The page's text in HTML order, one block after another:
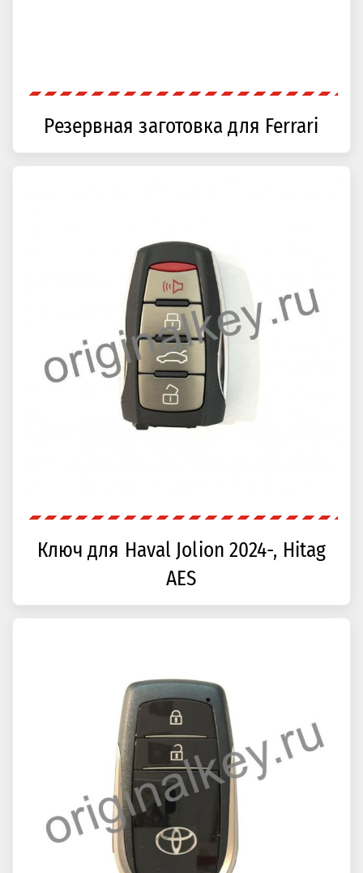
Резервная заготовка для Ferrari
Ключ для Haval Jolion 2024-, Hitag
AES